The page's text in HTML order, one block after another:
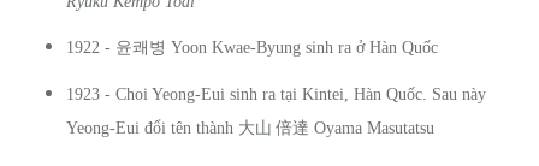
1922 - 윤쾌병 Yoon Kwae-Byung sinh ra ở Hàn Quốc
1923 - Choi Yeong-Eui sinh ra tại Kintei, Hàn Quốc. Sau này
Yeong-Eui đổi tên thành 大山 倍達 Oyama Masutatsu